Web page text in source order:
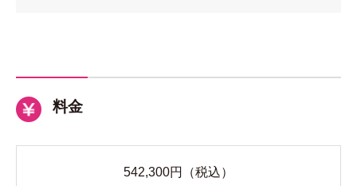
料金
542,300円（税込）